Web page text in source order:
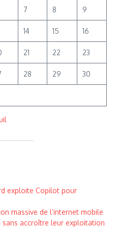
7 8 9
14 15 16
21 22 23
28 29 30
exploite Copilot pour
massive de l’internet mobile
sans accroître leur exploitation